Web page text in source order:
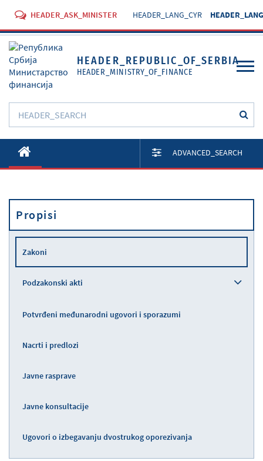
HEADER_ASK_MINISTER HEADER_LANG_CYR
HEADER_REPUBLIC_OF_SERBIA
HEADER_MINISTRY_OF_FINANCE
O Ministarstvu
Aktivnosti
Propisi
Usluge
ADVANCED_SEARCH
Propisi
Zakoni
Podzakonski akti
Potvrđeni međunarodni ugovori i sporazumi
Nacrti i predlozi
Javne rasprave
Javne konsultacije
Ugovori o izbegavanju dvostrukog oporezivanja